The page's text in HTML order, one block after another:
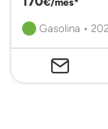
Gasolina •